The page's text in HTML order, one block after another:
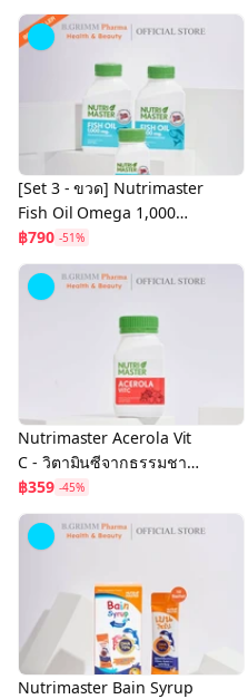
ซี พลัส ดีเอชเอ 108 g.
[Set 3 - ขวด] Nutrimaster
Fish Oil Omega 1,000
mg.น้ำมันปลานำเข้าจาก
ประเทศนอร์เวย์ ชนิดโอเม
ก้า
฿790 -51%
Nutrimaster Acerola Vit
C - วิตามินซีจากธรรมชาติ
สารสกัดจากอะเซโรล่า เชอ
ร์รี่ 500 มก.
฿359 -45%
Nutrimaster Bain Syrup